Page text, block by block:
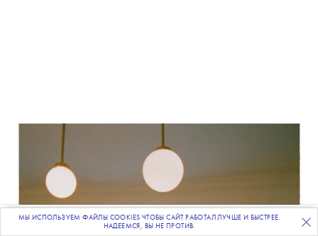
ПОДПИСЫВАЙТЕСЬНА НАШУ ВЕЧЕРНЮЮ РАССЫЛКУ
МЫ ИСПОЛЬЗУЕМ ФАЙЛЫ COOKIES ЧТОБЫ САЙТ РАБОТАЛ ЛУЧШЕ И БЫСТРЕЕ.
НАДЕЕМСЯ, ВЫ НЕ ПРОТИВ.